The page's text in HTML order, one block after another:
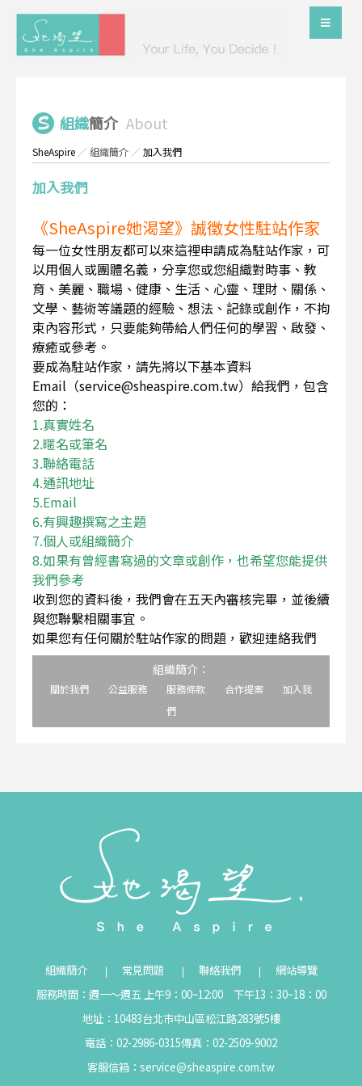
組織簡介 About
SheAspire ／組織簡介 ／加入我們
加入我們
《SheAspire她渴望》誠徵女性駐站作家
每一位女性朋友都可以來這裡申請成為駐站作家，可
以用個人或團體名義，分享您或您組織對時事、教
育、美麗、職場、健康、生活、心靈、理財、關係、
文學、藝術等議題的經驗、想法、記錄或創作，不拘
束內容形式，只要能夠帶給人們任何的學習、啟發、
療癒或參考。
要成為駐站作家，請先將以下基本資料
Email（service@sheaspire.com.tw）給我們，包含
您的：
1.真實姓名
2.暱名或筆名
3.聯絡電話
4.通訊地址
5.Email
6.有興趣撰寫之主題
7.個人或組織簡介
8.如果有曾經書寫過的文章或創作，也希望您能提供
我們參考
收到您的資料後，我們會在五天內審核完畢，並後續
與您聯繫相關事宜。
如果您有任何關於駐站作家的問題，歡迎連絡我們
組織簡介：
關於我們 公益服務 服務條款 合作提案
加入我
們
組織簡介 常見問題 聯絡我們
網站導覽
服務時間：週一～週五 上午9：00~12:00 下午13：30~18：00
地址：10483台北市中山區松江路283號5樓
電話：02-2986-0315傳真：02-2509-9002
客服信箱： service@sheaspire.com.tw